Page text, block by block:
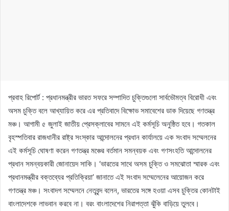
প্রবাহ রিপোর্ট : প্রধানমন্ত্রীর ভারত সফরে সম্পাদিত চুক্তিগুলো সার্বভৌমত্ব বিরোধী এবং
অসম চুক্তি বলে আখ্যায়িত করে এর প্রতিবাদে বিক্ষোভ সমাবেশের ডাক দিয়েছে গণতন্ত্র
মঞ্চ। আগামী ৫ জুলাই জাতীয় প্রেসক্লাবের সামনে এই কর্মসূচি অনুষ্ঠিত হবে। গতকাল
বৃহস্পতিবার রাজধানীর রাষ্ট্র সংস্কার আন্দোলনের প্রধান কার্যালয়ে এক সংবাদ সম্মেলনের
এই কর্মসূচি ঘোষণা করেন গণতন্ত্র মঞ্চের বর্তমান সমন্বয়ক এবং গণসংহতি আন্দোলনের
প্রধান সমন্বয়কারী জোনায়েদ সাকি। ‘ভারতের সাথে অসম চুক্তি ও সমঝোতা স্মারক এবং
প্রধানমন্ত্রীর বক্তব্যের প্রতিক্রিয়া’ জানাতে এই সংবাদ সম্মেলেনের আয়োজন করে
গণতন্ত্র মঞ্চ। সংবাদগ সম্মেলনে নেতৃবৃন্দ বলেন, ভারতের সঙ্গে হওয়া এসব চুক্তির কোনটাই
বাংলাদেশকে লাভবান করবে না। বরং বাংলাদেশের নিরাপত্তা ঝুঁকি বাড়িয়ে তুলবে।